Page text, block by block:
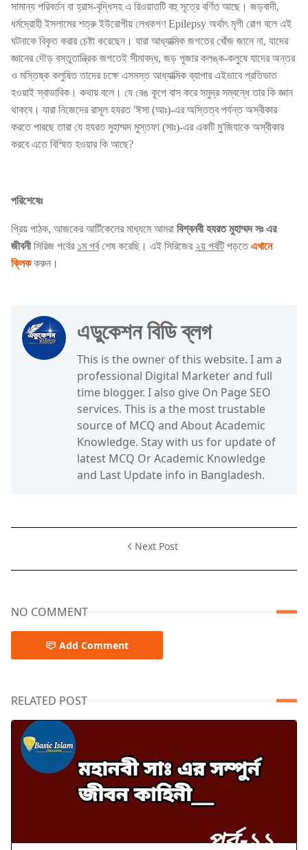
সামান্য পরিবর্তন বা হ্রাস-বৃদ্ধিসহ এ রিওয়াতটি বহু সূত্রে বর্ণিত আছে। জড়বাদী,
ধর্মদ্রোহী ইসলামের শত্রু ইউরোপীয় লেখকগণ Epilepsy অর্থাৎ মৃগী রোগ বলে এই
ঘটনাকে বিকৃত করার চেষ্টা করেছেন। যারা আধ্যাত্মিক জগতের খোঁজ জানে না, যাদের
জ্ঞানের দৌড় বস্তুতান্ত্রিক জগতেই সীমাবদ্ধ, জড় পূজার কলঙ্ক-কলুষে যাদের অন্তর
ও মস্তিষ্ক কলুষিত তাদের চক্ষে এসমস্ত আধ্যাত্মিক ব্যাপার এইভাবে প্রতিভাত
হওয়াই স্বাভাবিক। কথায় বলে। যে বেঙ কূপে বাস করে সমুদ্র সম্বন্ধে তার কি জ্ঞান
থাকবে। যারা নিজেদের রাসূল হযরত 'ঈসা (আঃ)-এর অস্তিত্ব পর্যন্ত অস্বীকার
করতে পারছে তারা যে হযরত মুহাম্মদ মুস্তফা (সাঃ)-এর একটি মু'জিযাকে অস্বীকার
করবে এতে বিস্মিত হওয়ার কি আছে?
পরিশেষেঃ
প্রিয় পাঠক, আজকের আর্টিকেলের মাধ্যমে আমরা বিশ্বনবী হযরত মুহাম্মদ সঃ এর
জীবনীসিরিজ পর্বের ১ম পর্বশেষ করেছি। এই সিরিজের ২য় পর্বটিপড়তেএখানে
ক্লিককরুন।
এডুকেশন বিডি ব্লগ
This is the owner of this website. I am a
professional Digital Marketer and full
time blogger. I also give On Page SEO
services. This is a the most trustable
source of MCQ and About Academic
Knowledge. Stay with us for update of
latest MCQ Or Academic Knowledge
and Last Update info in Bangladesh.
Next Post
NO COMMENT
Add Comment
RELATED POST